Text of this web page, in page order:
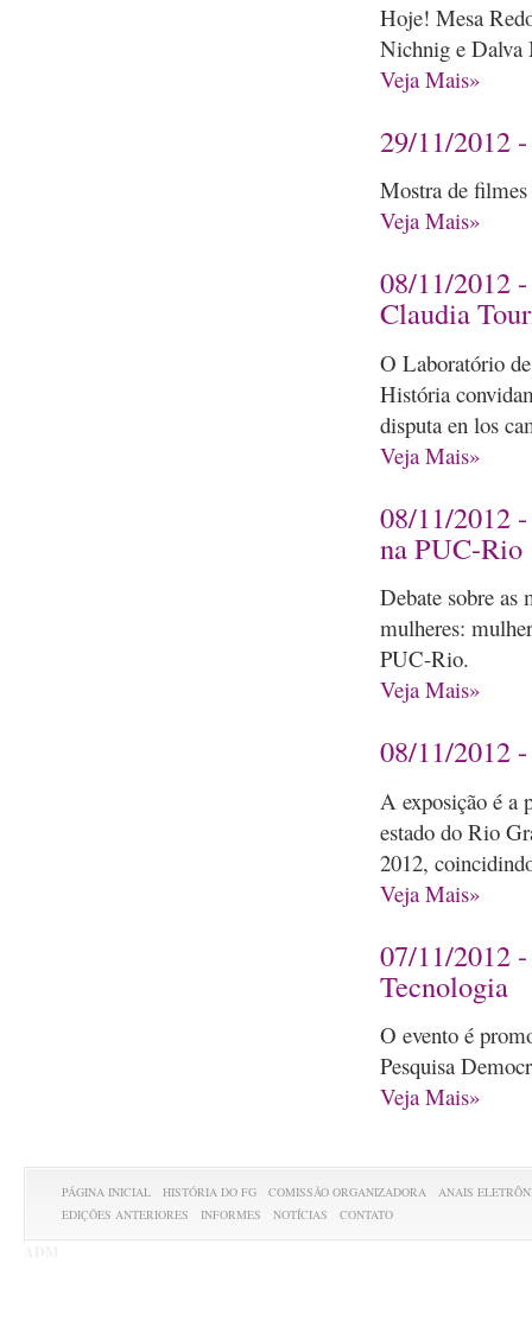
Hoje! Mesa
Nichnig e Dalva
Veja Mais»
29/11/2012
Mostra de
Veja Mais»
08/11/2012
Claudia
O Laboratório
História
disputa en los
Veja Mais»
08/11/2012
na PUC-Rio
Debate sobre as
mulheres:
PUC-Rio.
Veja Mais»
08/11/2012
A exposição é a
estado do Rio
2012,
Veja Mais»
07/11/2012
Tecnologia
O evento é
Pesquisa
Veja Mais»
PÁGINA INICIAL HISTÓRIA DO FG COMISSÃO ORGANIZADORA
ANAIS
EDIÇÕES ANTERIORES
INFORMES NOTÍCIAS CONTATO